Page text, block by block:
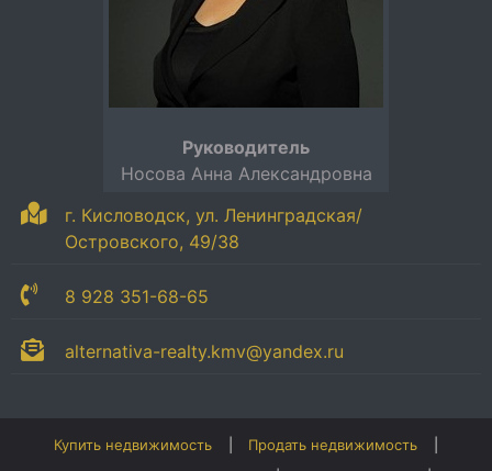
г. Кисловодск, ул. Ленинградская/
Островского, 49/38
8 928 351-68-65
alternativa-realty.kmv@yandex.ru
Руководитель
Носова Анна Александровна
Купить недвижимость
Продать недвижимость